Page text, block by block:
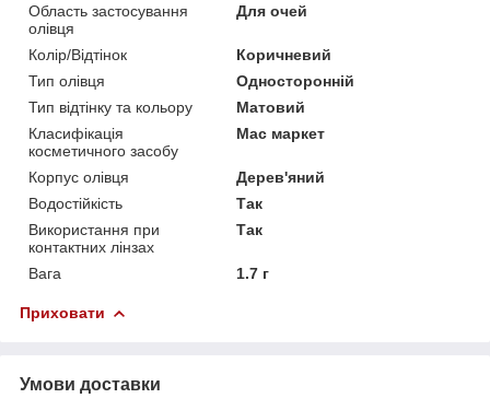
Область застосування
олівця
Для очей
Колір/Відтінок
Коричневий
Тип олівця
Односторонній
Тип відтінку та кольору
Матовий
Класифікація
косметичного засобу
Мас маркет
Корпус олівця
Дерев'яний
Водостійкість
Так
Використання при
контактних лінзах
Так
Вага 1.7 г
Приховати
Умови доставки